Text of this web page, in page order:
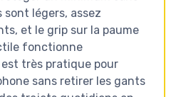
sont légers, assez
et le grip sur la paume
fonctionne
très pratique pour
sans retirer les gants